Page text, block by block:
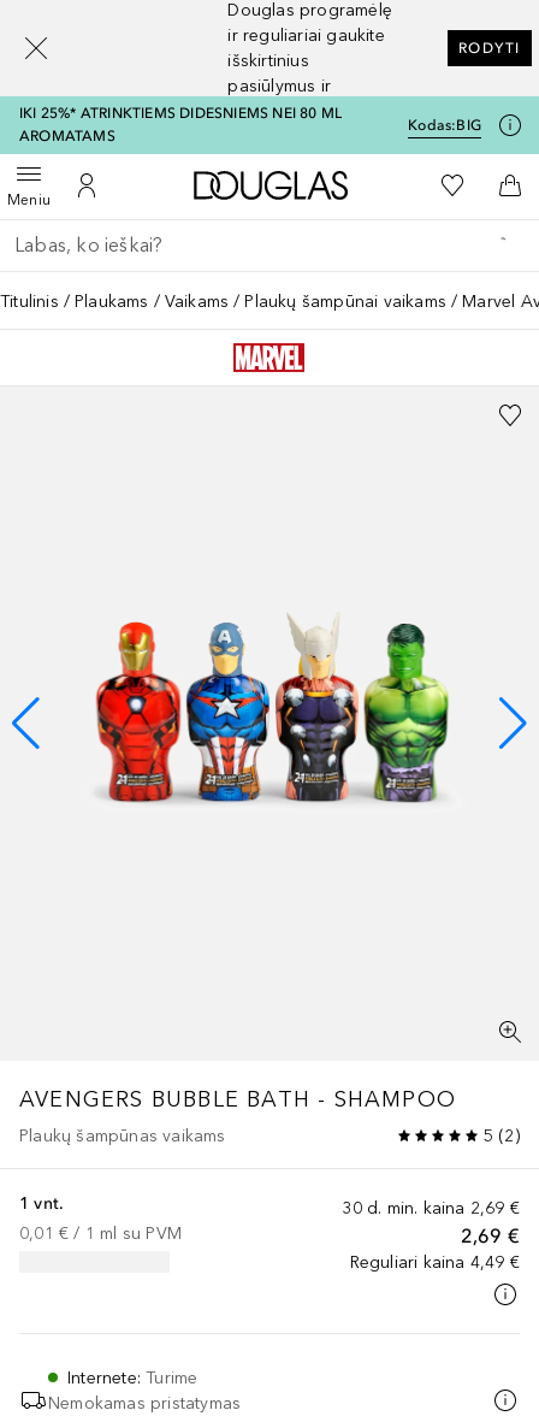
Douglas programėlę
ir reguliariai gaukite
išskirtinius
pasiūlymus ir
nuolaidas
RODYTI
IKI 25%* ATRINKTIEMS DIDESNIEMS NEI 80 ML
AROMATAMS
Kodas:BIG
MeniuAtidaryti meniuĮ mano paskyrą
Į Douglas pagrindinį
Į mano
Į
Grįžk atgal
Vykdykite paiešką
Titulinis Plaukams Vaikams Plaukų šampūnai vaikams Marvel
AVENGERS BUBBLE BATH - SHAMPOO
Plaukų šampūnas vaikams 5 (2)
30 d. min. kaina 2,69 €
2,69 €
Reguliari kaina 4,49 €
1 vnt.
0,01 € / 1 ml su PVM
Internete:Turime
Nemokamas pristatymas
[navigation.slideout.screenreader]